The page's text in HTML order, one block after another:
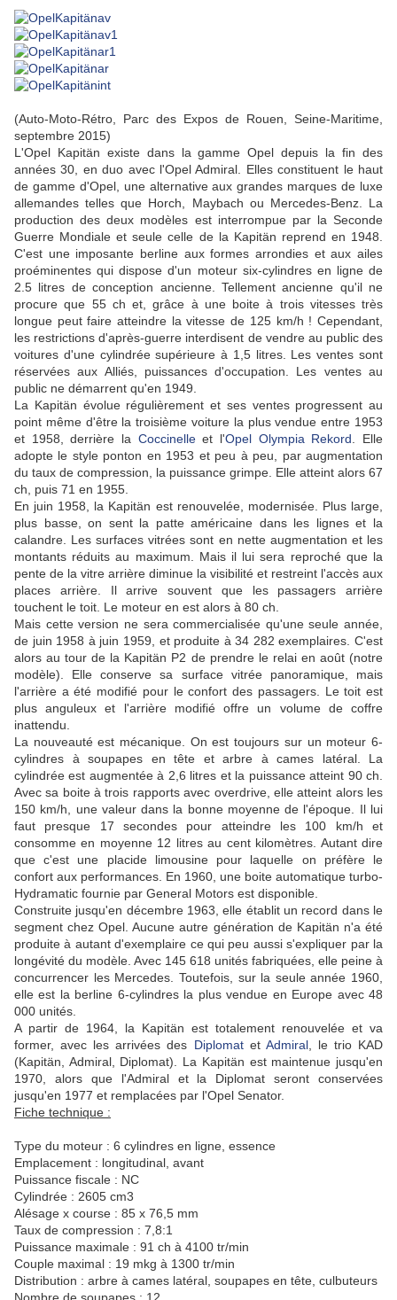
(Auto-Moto-Rétro, Parc des Expos de Rouen, Seine-Maritime,
septembre 2015)
L'Opel Kapitän existe dans la gamme Opel depuis la fin des
années 30, en duo avec l'Opel Admiral. Elles constituent le haut
de gamme d'Opel, une alternative aux grandes marques de luxe
allemandes telles que Horch, Maybach ou Mercedes-Benz. La
production des deux modèles est interrompue par la Seconde
Guerre Mondiale et seule celle de la Kapitän reprend en 1948.
C'est une imposante berline aux formes arrondies et aux ailes
proéminentes qui dispose d'un moteur six-cylindres en ligne de
2.5 litres de conception ancienne. Tellement ancienne qu'il ne
procure que 55 ch et, grâce à une boite à trois vitesses très
longue peut faire atteindre la vitesse de 125 km/h ! Cependant,
les restrictions d'après-guerre interdisent de vendre au public des
voitures d'une cylindrée supérieure à 1,5 litres. Les ventes sont
réservées aux Alliés, puissances d'occupation. Les ventes au
public ne démarrent qu'en 1949.
La Kapitän évolue régulièrement et ses ventes progressent au
point même d'être la troisième voiture la plus vendue entre 1953
et 1958, derrière la Coccinelleet l'Opel Olympia Rekord . Elle
adopte le style ponton en 1953 et peu à peu, par augmentation
du taux de compression, la puissance grimpe. Elle atteint alors 67
ch, puis 71 en 1955.
En juin 1958, la Kapitän est renouvelée, modernisée. Plus large,
plus basse, on sent la patte américaine dans les lignes et la
calandre. Les surfaces vitrées sont en nette augmentation et les
montants réduits au maximum. Mais il lui sera reproché que la
pente de la vitre arrière diminue la visibilité et restreint l'accès aux
places arrière. Il arrive souvent que les passagers arrière
touchent le toit. Le moteur en est alors à 80 ch.
Mais cette version ne sera commercialisée qu'une seule année,
de juin 1958 à juin 1959, et produite à 34 282 exemplaires. C'est
alors au tour de la Kapitän P2 de prendre le relai en août (notre
modèle). Elle conserve sa surface vitrée panoramique, mais
l'arrière a été modifié pour le confort des passagers. Le toit est
plus anguleux et l'arrière modifié offre un volume de coffre
inattendu.
La nouveauté est mécanique. On est toujours sur un moteur 6-
cylindres à soupapes en tête et arbre à cames latéral. La
cylindrée est augmentée à 2,6 litres et la puissance atteint 90 ch.
Avec sa boite à trois rapports avec overdrive, elle atteint alors les
150 km/h, une valeur dans la bonne moyenne de l'époque. Il lui
faut presque 17 secondes pour atteindre les 100 km/h et
consomme en moyenne 12 litres au cent kilomètres. Autant dire
que c'est une placide limousine pour laquelle on préfère le
confort aux performances. En 1960, une boite automatique turbo-
Hydramatic fournie par General Motors est disponible.
Construite jusqu'en décembre 1963, elle établit un record dans le
segment chez Opel. Aucune autre génération de Kapitän n'a été
produite à autant d'exemplaire ce qui peu aussi s'expliquer par la
longévité du modèle. Avec 145 618 unités fabriquées, elle peine à
concurrencer les Mercedes. Toutefois, sur la seule année 1960,
elle est la berline 6-cylindres la plus vendue en Europe avec 48
000 unités.
A partir de 1964, la Kapitän est totalement renouvelée et va
former, avec les arrivées des Diplomatet Admiral, le trio KAD
(Kapitän, Admiral, Diplomat). La Kapitän est maintenue jusqu'en
1970, alors que l'Admiral et la Diplomat seront conservées
jusqu'en 1977 et remplacées par l'Opel Senator.
Fiche technique :
Type du moteur : 6 cylindres en ligne, essence
Emplacement : longitudinal, avant
Puissance fiscale : NC
Cylindrée : 2605 cm3
Alésage x course : 85 x 76,5 mm
Taux de compression : 7,8:1
Puissance maximale : 91 ch à 4100 tr/min
Couple maximal : 19 mkg à 1300 tr/min
Distribution : arbre à cames latéral, soupapes en tête, culbuteurs